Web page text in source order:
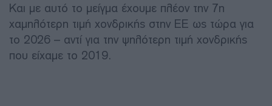
Και με αυτό το μείγμα έχουμε πλέον την 7η
χαμηλότερη τιμή χονδρικής στην ΕΕ ως τώρα για
το 2026 – αντί για την ψηλότερη τιμή χονδρικής
που είχαμε το 2019.